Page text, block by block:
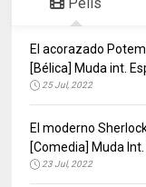
El acorazado
[Bélica] Muda int.
25 Jul, 2022
El moderno
[Comedia] Muda Int.
23 Jul, 2022